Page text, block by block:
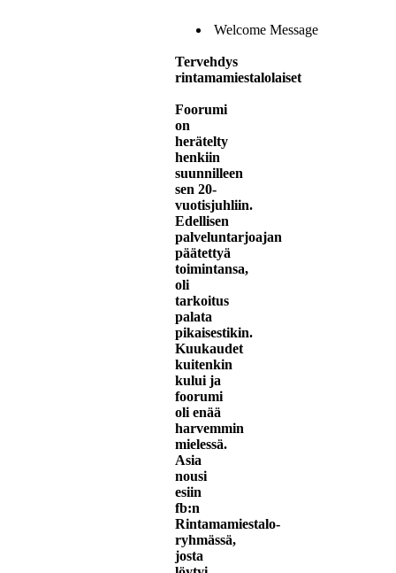
Welcome Message
Tervehdys
rintamamiestalolaiset
Foorumi
on
herätelty
henkiin
suunnilleen
sen 20-
vuotisjuhliin.
Edellisen
palveluntarjoajan
päätettyä
toimintansa,
oli
tarkoitus
palata
pikaisestikin.
Kuukaudet
kuitenkin
kului ja
foorumi
oli enää
harvemmin
mielessä.
Asia
nousi
esiin
fb:n
Rintamamiestalo-
ryhmässä,
josta